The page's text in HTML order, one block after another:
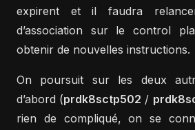
expirent et il faudra
d’association sur le control
obtenir de nouvelles instructions.
On poursuit sur les deux
d’abord (prdk8sctp502 /
rien de compliqué, on se